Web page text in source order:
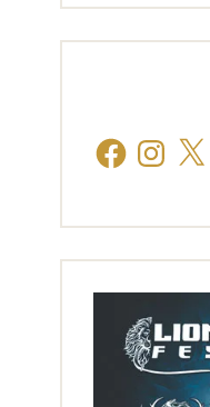
FacebookInstagram
X